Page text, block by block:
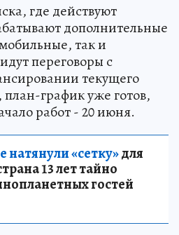
где действуют
дополнительные
так и
переговоры с
текущего
график уже готов,
работ - 20 июня.
«сетку»для
13 лет тайно
гостей